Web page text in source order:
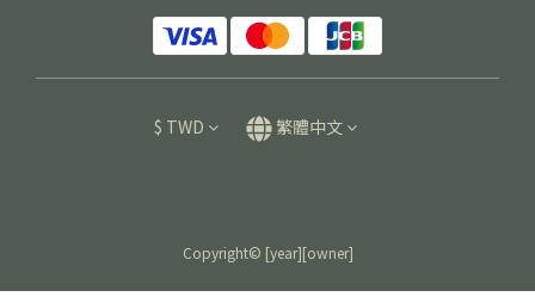
$ TWD 繁體中文
Copyright© [year][owner]